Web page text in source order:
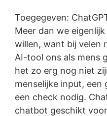
Toegegeven:
Meer dan we
willen, want bij velen
AI-tool ons als mens
het zo erg nog niet
menselijke input,
een check nodig.
chatbot geschikt